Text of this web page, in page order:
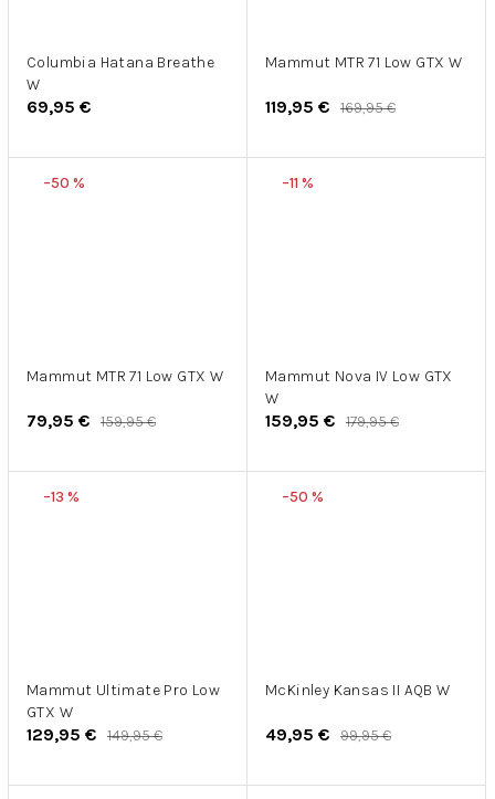
Columbia Hatana Breathe
W
69,95 €
Mammut MTR 71 Low GTX W
119,95 € 169,95 €
–50 %
Mammut MTR 71 Low GTX W
79,95 € 159,95 €
–11 %
Mammut Nova IV Low GTX
W
159,95 € 179,95 €
–13 %
Mammut Ultimate Pro Low
GTX W
129,95 € 149,95 €
–50 %
McKinley Kansas II AQB W
49,95 € 99,95 €